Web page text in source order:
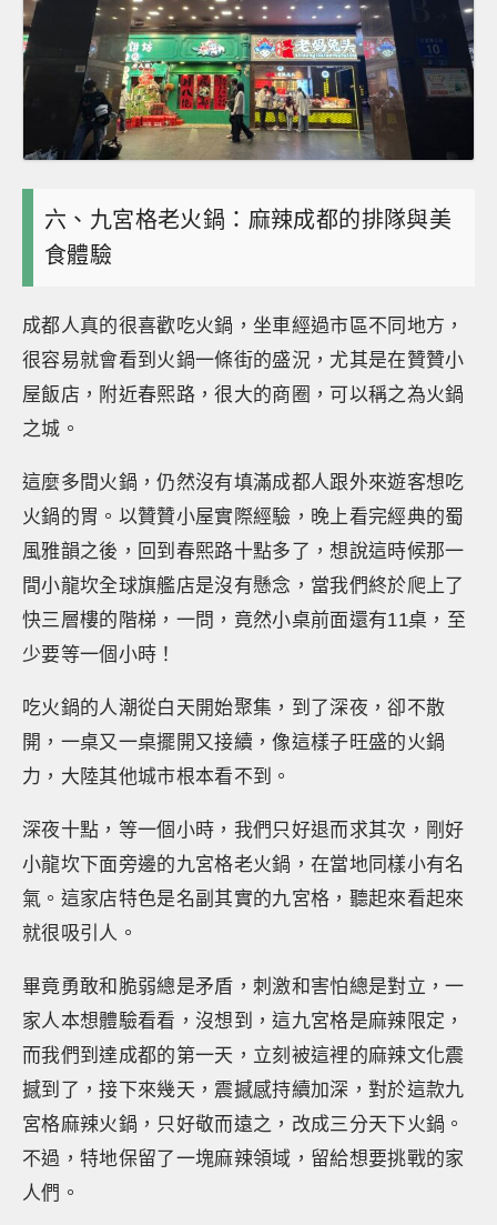
六、九宮格老火鍋：麻辣成都的排隊與美
食體驗
成都人真的很喜歡吃火鍋，坐車經過市區不同地方，
很容易就會看到火鍋一條街的盛況，尤其是在贊贊小
屋飯店，附近春熙路，很大的商圈，可以稱之為火鍋
之城。
這麼多間火鍋，仍然沒有填滿成都人跟外來遊客想吃
火鍋的胃。以贊贊小屋實際經驗，晚上看完經典的蜀
風雅韻之後，回到春熙路十點多了，想說這時候那一
間小龍坎全球旗艦店是沒有懸念，當我們終於爬上了
快三層樓的階梯，一問，竟然小桌前面還有11桌，至
少要等一個小時！
吃火鍋的人潮從白天開始聚集，到了深夜，卻不散
開，一桌又一桌擺開又接續，像這樣子旺盛的火鍋
力，大陸其他城市根本看不到。
深夜十點，等一個小時，我們只好退而求其次，剛好
小龍坎下面旁邊的九宮格老火鍋，在當地同樣小有名
氣。這家店特色是名副其實的九宮格，聽起來看起來
就很吸引人。
畢竟勇敢和脆弱總是矛盾，刺激和害怕總是對立，一
家人本想體驗看看，沒想到，這九宮格是麻辣限定，
而我們到達成都的第一天，立刻被這裡的麻辣文化震
撼到了，接下來幾天，震撼感持續加深，對於這款九
宮格麻辣火鍋，只好敬而遠之，改成三分天下火鍋。
不過，特地保留了一塊麻辣領域，留給想要挑戰的家
人們。